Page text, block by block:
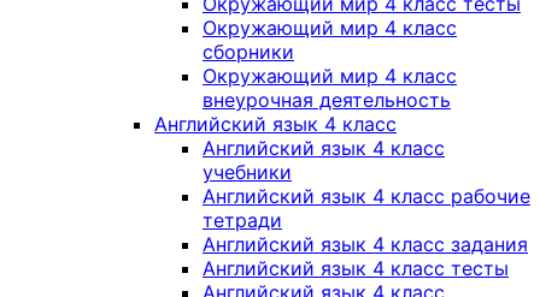
Окружающий мир 4 класс
сборники
Окружающий мир 4 класс
внеурочная деятельность
Английский язык 4 класс
Английский язык 4 класс
учебники
Английский язык 4 класс рабочие
тетради
Английский язык 4 класс задания
Английский язык 4 класс тесты
Английский язык 4 класс